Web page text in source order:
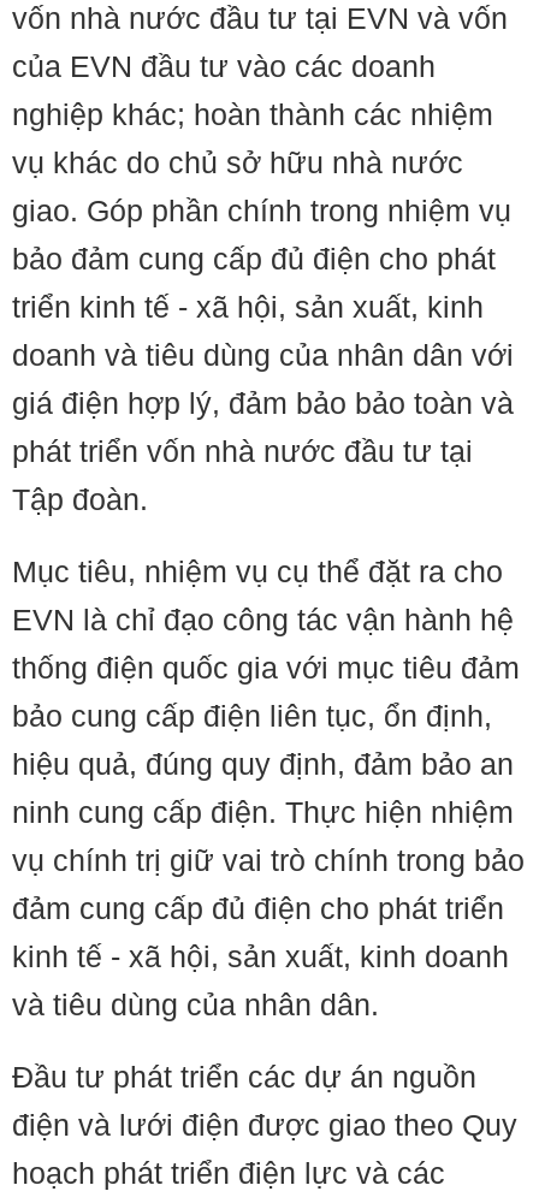
vốn nhà nước đầu tư tại EVN và vốn
của EVN đầu tư vào các doanh
nghiệp khác; hoàn thành các nhiệm
vụ khác do chủ sở hữu nhà nước
giao. Góp phần chính trong nhiệm vụ
bảo đảm cung cấp đủ điện cho phát
triển kinh tế - xã hội, sản xuất, kinh
doanh và tiêu dùng của nhân dân với
giá điện hợp lý, đảm bảo bảo toàn và
phát triển vốn nhà nước đầu tư tại
Tập đoàn.
Mục tiêu, nhiệm vụ cụ thể đặt ra cho
EVN là chỉ đạo công tác vận hành hệ
thống điện quốc gia với mục tiêu đảm
bảo cung cấp điện liên tục, ổn định,
hiệu quả, đúng quy định, đảm bảo an
ninh cung cấp điện. Thực hiện nhiệm
vụ chính trị giữ vai trò chính trong bảo
đảm cung cấp đủ điện cho phát triển
kinh tế - xã hội, sản xuất, kinh doanh
và tiêu dùng của nhân dân.
Đầu tư phát triển các dự án nguồn
điện và lưới điện được giao theo Quy
hoạch phát triển điện lực và các